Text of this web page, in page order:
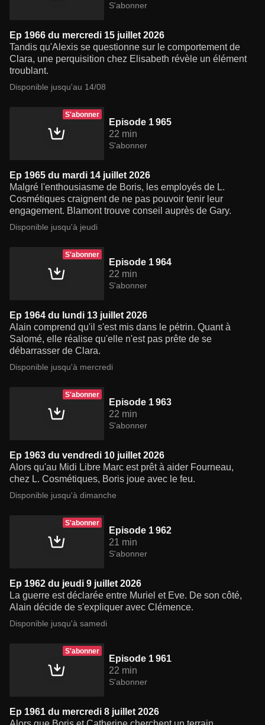
S'abonner
Ep 1966 du mercredi 15 juillet 2026
Tandis qu'Alexis se questionne sur le comportement de
Clara, une perquisition chez Elisabeth révèle un élément
troublant.
Disponible jusqu'au 14/08
S'abonner
Episode 1 965
22 min
S'abonner
Ep 1965 du mardi 14 juillet 2026
Malgré l'enthousiasme de Boris, les employés de L.
Cosmétiques craignent de ne pas pouvoir tenir leur
engagement. Blamont trouve conseil auprès de Gary.
Disponible jusqu'à jeudi
S'abonner
Episode 1 964
22 min
S'abonner
Ep 1964 du lundi 13 juillet 2026
Alain comprend qu'il s'est mis dans le pétrin. Quant à
Salomé, elle réalise qu'elle n'est pas prête de se
débarrasser de Clara.
Disponible jusqu'à mercredi
S'abonner
Episode 1 963
22 min
S'abonner
Ep 1963 du vendredi 10 juillet 2026
Alors qu'au Midi Libre Marc est prêt à aider Fourneau,
chez L. Cosmétiques, Boris joue avec le feu.
Disponible jusqu'à dimanche
S'abonner
Episode 1 962
21 min
S'abonner
Ep 1962 du jeudi 9 juillet 2026
La guerre est déclarée entre Muriel et Eve. De son côté,
Alain décide de s'expliquer avec Clémence.
Disponible jusqu'à samedi
S'abonner
Episode 1 961
22 min
S'abonner
Ep 1961 du mercredi 8 juillet 2026